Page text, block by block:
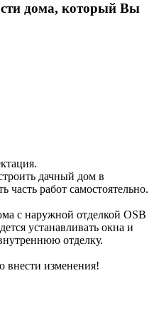
дома, который Вы
дачный дом в
часть работ самостоятельно.
с наружной отделкой OSB
устанавливать окна и
отделку.
изменения!